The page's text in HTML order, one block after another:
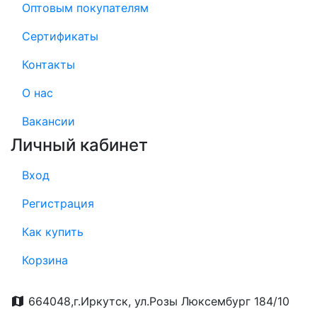
Оптовым покупателям
Сертификаты
Контакты
О нас
Вакансии
Личный кабинет
Вход
Регистрация
Как купить
Корзина
664048,г.Иркутск, ул.Розы Люксембург 184/10